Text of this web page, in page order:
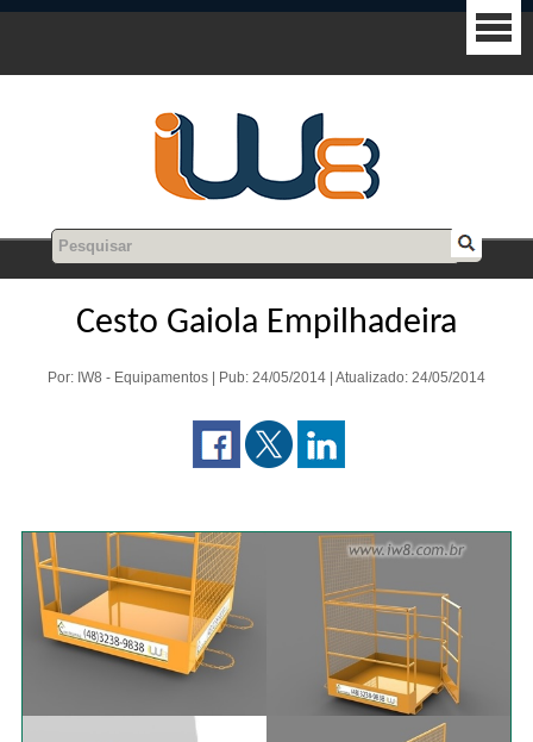
Cesto Gaiola Empilhadeira
Por: IW8 - Equipamentos | Pub: 24/05/2014 | Atualizado: 24/05/2014